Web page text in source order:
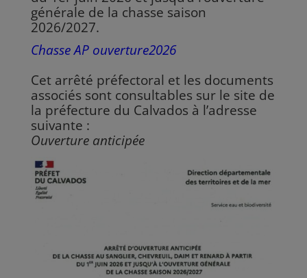
générale de la chasse saison
2026/2027.
Chasse AP ouverture2026
Cet arrêté préfectoral et les documents
associés sont consultables sur le site de
la préfecture du Calvados à l’adresse
suivante :
Ouverture anticipée